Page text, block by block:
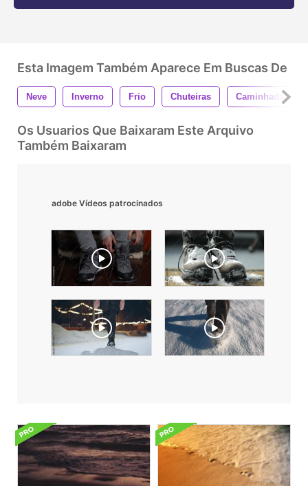
Esta Imagem Também Aparece Em Buscas De
Neve Inverno Frio Chuteiras Caminhada
Os Usuarios Que Baixaram Este Arquivo
Também Baixaram
adobe Vídeos patrocinados